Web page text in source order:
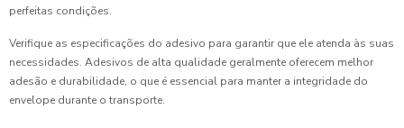
perfeitas condições.
Verifique as especificações do adesivo para garantir que ele atenda às suas
necessidades. Adesivos de alta qualidade geralmente oferecem melhor
adesão e durabilidade, o que é essencial para manter a integridade do
envelope durante o transporte.